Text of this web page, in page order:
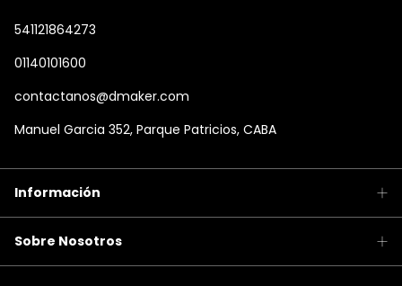
541121864273
01140101600
contactanos@dmaker.com
Manuel Garcia 352, Parque Patricios, CABA
Información
Sobre Nosotros